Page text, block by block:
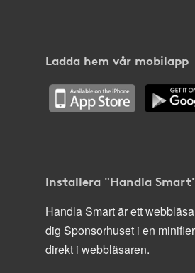
Ladda hem vår mobilapp
Installera "Handla
Handla Smart är ett
dig Sponsorhuset i en
direkt i webbläsaren.